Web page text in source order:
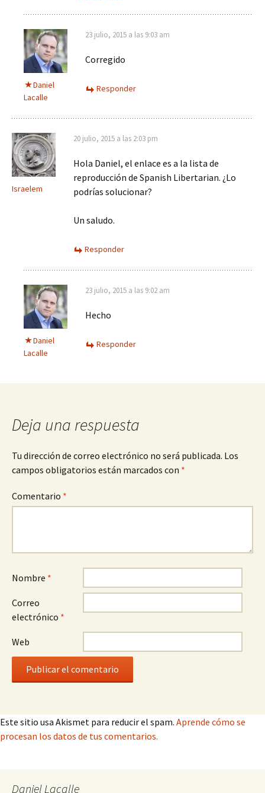
Daniel
Lacalle
23 julio, 2015 a las 9:03 am
Corregido
Responder
Israelem
20 julio, 2015 a las 2:03 pm
Hola Daniel, el enlace es a la lista de
reproducción de Spanish Libertarian. ¿Lo
podrías solucionar?
Un saludo.
Responder
Daniel
Lacalle
23 julio, 2015 a las 9:02 am
Hecho
Responder
Deja una respuesta
Tu dirección de correo electrónico no será publicada. Los
campos obligatorios están marcados con *
Comentario *
Nombre *
Correo
electrónico *
Web
Este sitio usa Akismet para reducir el spam. Aprende cómo se
procesan los datos de tus comentarios.
Daniel Lacalle